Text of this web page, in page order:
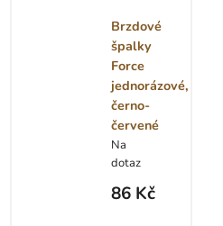
Brzdové
špalky
Force
jednorázové,
černo-
červené
Na
dotaz
86 Kč